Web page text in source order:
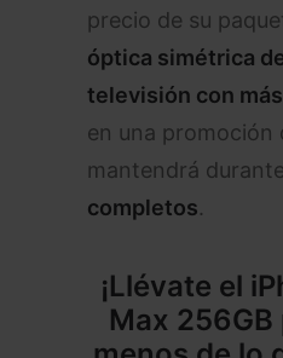
precio de su
óptica simétrica
televisión con
en una promoción
mantendrá durante
completos.
¡Llévate el
Max